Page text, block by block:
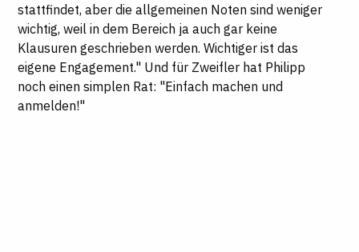
stattfindet, aber die allgemeinen Noten sind weniger
wichtig, weil in dem Bereich ja auch gar keine
Klausuren geschrieben werden. Wichtiger ist das
eigene Engagement." Und für Zweifler hat Philipp
noch einen simplen Rat: "Einfach machen und
anmelden!"